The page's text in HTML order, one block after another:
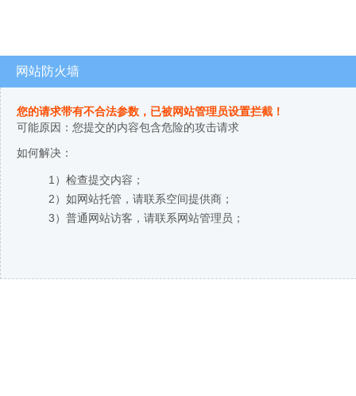
网站防火墙
您的请求带有不合法参数，已被网站管理员设置拦截！
可能原因：您提交的内容包含危险的攻击请求
如何解决：
1）检查提交内容；
2）如网站托管，请联系空间提供商；
3）普通网站访客，请联系网站管理员；